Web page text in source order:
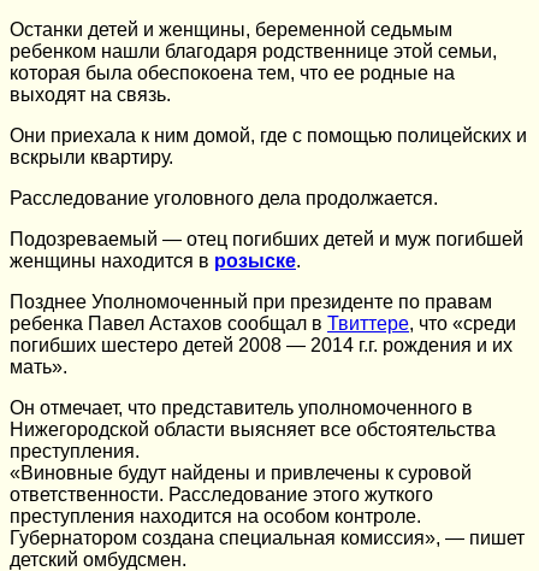
Останки детей и женщины, беременной седьмым
ребенком нашли благодаря родственнице этой семьи,
которая была обеспокоена тем, что ее родные на
выходят на связь.
Они приехала к ним домой, где с помощью полицейских и
вскрыли квартиру.
Расследование уголовного дела продолжается.
Подозреваемый — отец погибших детей и муж погибшей
женщины находится в розыске.
Позднее Уполномоченный при президенте по правам
ребенка Павел Астахов сообщал в Твиттере, что «среди
погибших шестеро детей 2008 — 2014 г.г. рождения и их
мать».
Он отмечает, что представитель уполномоченного в
Нижегородской области выясняет все обстоятельства
преступления.
«Виновные будут найдены и привлечены к суровой
ответственности. Расследование этого жуткого
преступления находится на особом контроле.
Губернатором создана специальная комиссия», — пишет
детский омбудсмен.